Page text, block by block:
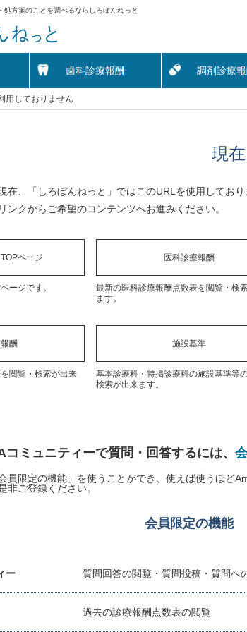
処方箋のことを調べるならしろぼんねっと
歯科診療報酬 調剤診療報
用しておりません
現
在、「しろぼんねっと」ではこのURLを使用しており
ンクからご希望のコンテンツへお進みください。
ページ
ージです。
医科診療報酬
最新の医科診療報酬点数表を閲覧・検
ます。
酬
閲覧・検索が出来
施設基準
基本診療科・特掲診療科の施設基準等
検索が出来ます。
コミュニティーで質問・回答するには、
員限定の機能」を使うことができ、使えば使うほど
非ご登録ください。
会員限定の機能
ー 質問回答の閲覧・質問投稿・質問へ
過去の診療報酬点数表の閲覧